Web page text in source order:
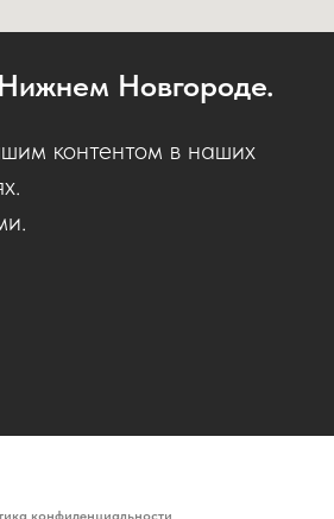
Новгороде.
контентом в наших
конфиденциальности